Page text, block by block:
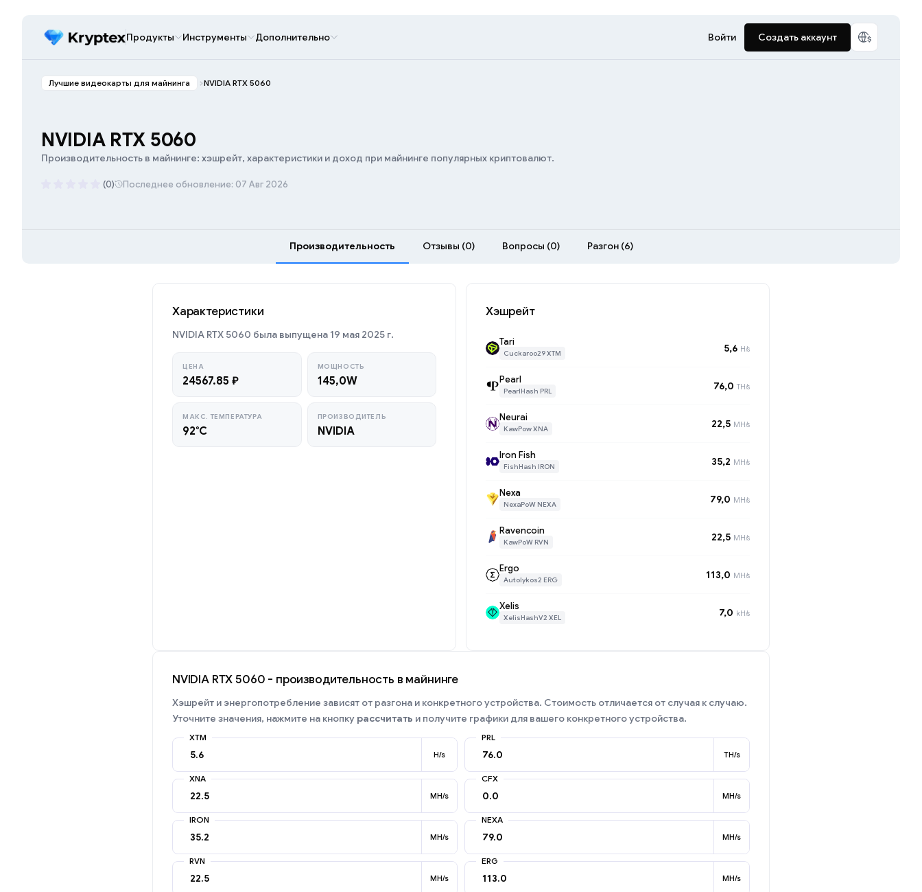
Продукты Инструменты Дополнительно Войти Создать аккаунт
Лучшие видеокарты для майнинга NVIDIA RTX 5060
NVIDIA RTX 5060
Производительность в майнинге: хэшрейт, характеристики и доход при майнинге популярных криптовалют.
(0) Последнее обновление: 07 Авг 2026
Производительность Отзывы (0) Вопросы (0) Разгон (6)
Характеристики
NVIDIA RTX 5060 была выпущена 19 мая 2025 г.
ЦЕНА
24567.85 ₽
МОЩНОСТЬ
145,0W
МАКС. ТЕМПЕРАТУРА
92°C
ПРОИЗВОДИТЕЛЬ
NVIDIA
Хэшрейт
Tari
Cuckaroo29 XTM 5,6 H/s
Pearl
PearlHash PRL 76,0 TH/s
Neurai
KawPow XNA 22,5 MH/s
Iron Fish
FishHash IRON 35,2 MH/s
Nexa
NexaPoW NEXA 79,0 MH/s
Ravencoin
KawPoW RVN 22,5 MH/s
Ergo
Autolykos2 ERG 113,0 MH/s
Xelis
XelisHashV2 XEL 7,0 kH/s
NVIDIA RTX 5060 - производительность в майнинге
Хэшрейт и энергопотребление зависят от разгона и конкретного устройства. Стоимость отличается от случая к случаю.
Уточните значения, нажмите на кнопку рассчитать и получите графики для вашего конкретного устройства.
XTM
H/s
PRL
TH/s
XNA
MH/s
CFX
MH/s
IRON
MH/s
NEXA
MH/s
RVN
MH/s
ERG
MH/s